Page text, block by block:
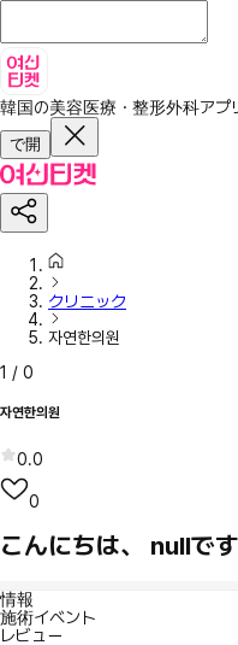
韓国の美容医療・整形外科アプ
で開
クリニック
자연한의원
1 / 0
자연한의원
0.0
0
こんにちは、 nullです
情報
施術イベント
レビュー